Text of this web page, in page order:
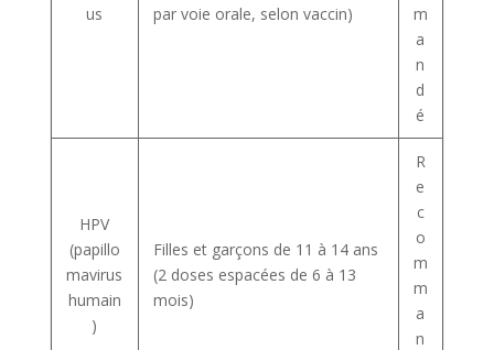
us
par voie orale, selon vaccin)
m
a
n
d
é
HPV
(papillo
mavirus
humain
)
Filles et garçons de 11 à 14 ans
(2 doses espacées de 6 à 13
mois)
R
e
c
o
m
m
a
n